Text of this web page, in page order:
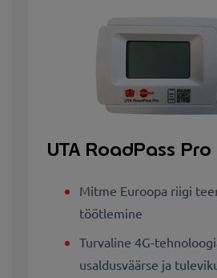
UTA RoadPass Pro
Mitme Euroopa riigi
töötlemine
Turvaline 4G-
usaldusväärse ja